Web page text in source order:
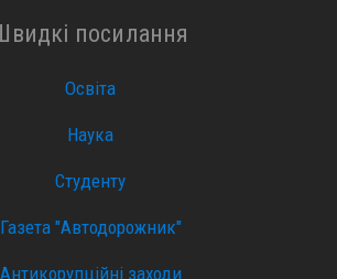
Освіта
Наука
Студенту
Газета "Автодорожник"
Антикорупційні заходи
Міжнародна діяльність